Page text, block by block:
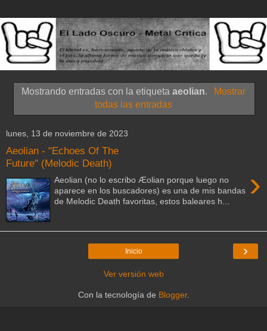
Mostrando entradas con la etiquetaaeolian.
Mostrar
todas las entradas
lunes, 13 de noviembre de 2023
Aeolian - "Echoes Of The
Future" (Melodic Death)
›
Aeolian (no lo escribo Æolian porque luego no
aparece en los buscadores) es una de mis bandas
de Melodic Death favoritas, estos baleares h...
›
Inicio
Ver versión web
Con la tecnología de Blogger.